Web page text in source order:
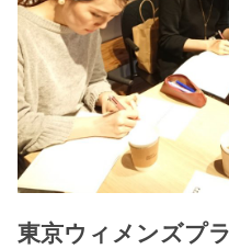
東京ウィメンズプ